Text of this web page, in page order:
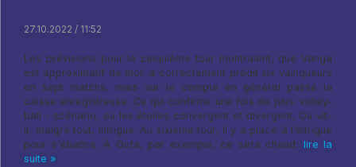
27.10.2022 / 11:52
Les prévisions pour le cinquième tour montraient, que Vanga
est approximatif de moi: a correctement prédit six vainqueurs
en sept matchs, mais sur le compte en général passé la
caisse enregistreuse. Ce qui confirme une fois de plus: volley-
ball - scénario, où les étoiles convergent et divergent, Où vit-
il, malgré tout, intrigue. Au sixième tour, il y a place à l'intrigue
pour s'ébattre. À Oufa, par exemple, ce sera chaud: lire la
suite »